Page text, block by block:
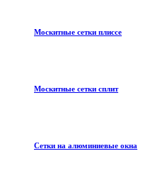
Москитные сетки плиссе
Москитные сетки сплит
Сетки на алюминиевые окна